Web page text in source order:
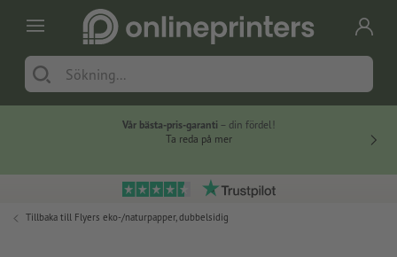
Vår bästa-pris-garanti – din fördel!
Ta reda på mer
Tillbaka till Flyers eko-/naturpapper, dubbelsidig